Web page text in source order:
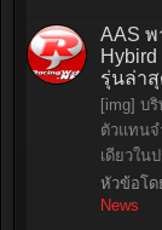
AAS พ
รุ่นล่า
[img] บ
ตัวแทนจ
เดียวใน
หัวข้อโด
News